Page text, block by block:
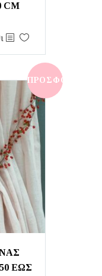
CM
ΠΡΟΣΦΟΡΆ!
ΕΩΣ